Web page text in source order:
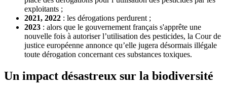
exploitants ;
2021, 2022 : les dérogations perdurent ;
2023 : alors que le gouvernement français s'apprête une
nouvelle fois à autoriser l’utilisation des pesticides, la Cour de
justice européenne annonce qu’elle jugera désormais illégale
toute dérogation concernant ces substances toxiques.
Un impact désastreux sur la biodiversité